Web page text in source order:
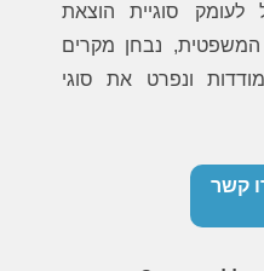
סוגיית הוצאת
נבחן מקרים
ונפרט את סוגי
קשר